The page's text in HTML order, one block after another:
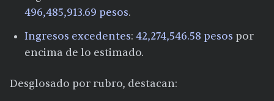
496,485,913.69 pesos.
Ingresos excedentes: 42,274,546.58 pesos por
encima de lo estimado.
Desglosado por rubro, destacan: